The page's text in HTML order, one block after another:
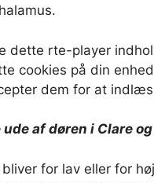
dette rte-player
cookies på din
dem for at
ude af døren i Clare
for lav eller for